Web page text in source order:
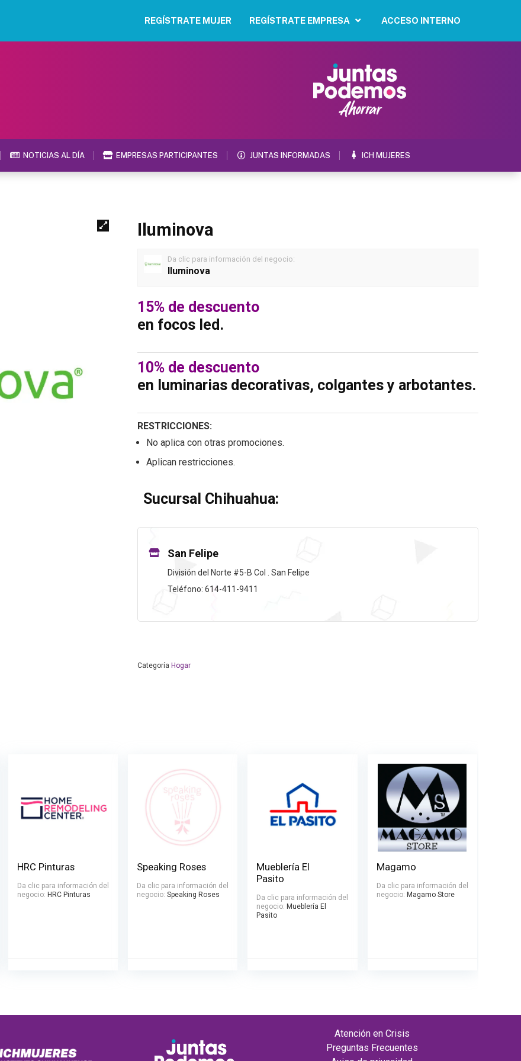
REGÍSTRATE MUJER REGÍSTRATE EMPRESA ACCESO INTERNO
NOTICIAS AL DÍA EMPRESAS PARTICIPANTES JUNTAS INFORMADAS ICH MUJERES
Iluminova
Da clic para información del negocio:
Iluminova
15% de descuento
en focos led.
10% de descuento
en luminarias decorativas, colgantes y arbotantes.
RESTRICCIONES:
No aplica con otras promociones.
Aplican restricciones.
Sucursal Chihuahua:
San Felipe
División del Norte #5-B Col . San Felipe
Teléfono: 614-411-9411
Categoría Hogar
HRC Pinturas
Da clic para información del
negocio: HRC Pinturas
Speaking Roses
Da clic para información del
negocio: Speaking Roses
Mueblería El
Pasito
Da clic para información del
negocio: Mueblería El
Pasito
Magamo
Da clic para información del
negocio: Magamo Store
Atención en Crisis
Preguntas Frecuentes